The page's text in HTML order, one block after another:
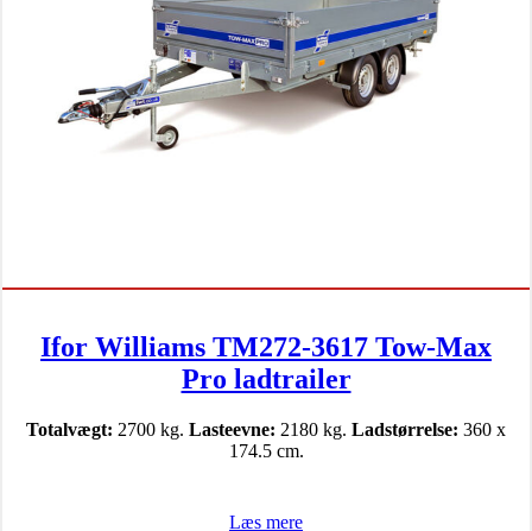
Ifor Williams TM272-3617 Tow-Max
Pro ladtrailer
Totalvægt: 2700 kg. Lasteevne: 2180 kg. Ladstørrelse: 360 x
174.5 cm.
Læs mere